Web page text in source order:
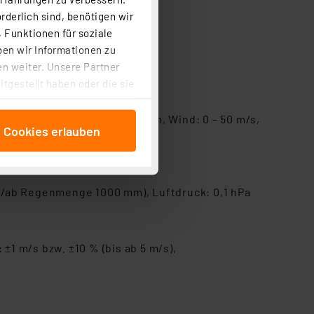
sind, benötigen wir
Funktionen für soziale
wir Informationen zu
weiter. Unsere Partner
haben oder die sie
(Art. 6
ist durch Klick auf den
dieser Daten zur
von Cookies
Cookies erlauben
Regen: 0 – 9999 mm, Wind: 0 – 50 m/s,
Regenmenge 1000 mm), Luftdruck: 0,1 hPa
m/s bzw. ±10 % (bis ab 5 m/s),